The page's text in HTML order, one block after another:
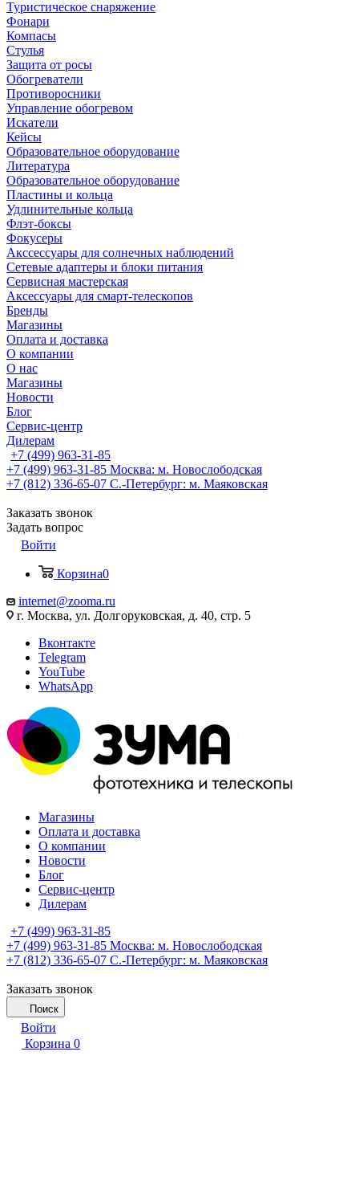
Туристическое снаряжение
Фонари
Компасы
Стулья
Защита от росы
Обогреватели
Противоросники
Управление обогревом
Искатели
Кейсы
Образовательное оборудование
Литература
Образовательное оборудование
Пластины и кольца
Удлинительные кольца
Флэт-боксы
Фокусеры
Акссессуары для солнечных наблюдений
Сетевые адаптеры и блоки питания
Сервисная мастерская
Аксессуары для смарт-телескопов
Бренды
Магазины
Оплата и доставка
О компании
О нас
Магазины
Новости
Блог
Сервис-центр
Дилерам
+7 (499) 963-31-85
+7 (499) 963-31-85 Москва: м. Новослободская
+7 (812) 336-65-07 С.-Петербург: м. Маяковская
Заказать звонок
Задать вопрос
Войти
Корзина0
internet@zooma.ru
г. Москва, ул. Долгоруковская, д. 40, стр. 5
Вконтакте
Telegram
YouTube
WhatsApp
Магазины
Оплата и доставка
О компании
Новости
Блог
Сервис-центр
Дилерам
+7 (499) 963-31-85
+7 (499) 963-31-85 Москва: м. Новослободская
+7 (812) 336-65-07 С.-Петербург: м. Маяковская
Заказать звонок
Поиск
Войти
Корзина 0